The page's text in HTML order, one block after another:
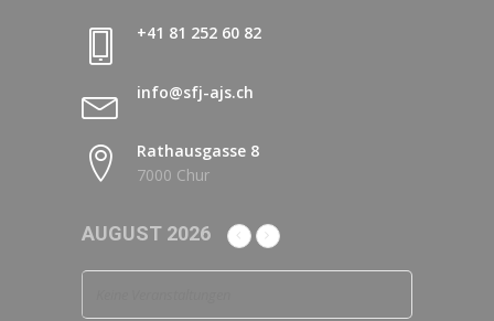
+41 81 252 60 82
info@sfj-ajs.ch
Rathausgasse 8
7000 Chur
AUGUST 2026